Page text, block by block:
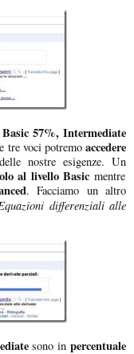
Basic 57%, Intermediate
tre voci potremoaccedere
nostre esigenze. Un
al livello Basic mentre
. Facciamo un altro
differenziali alle
sono inpercentuale